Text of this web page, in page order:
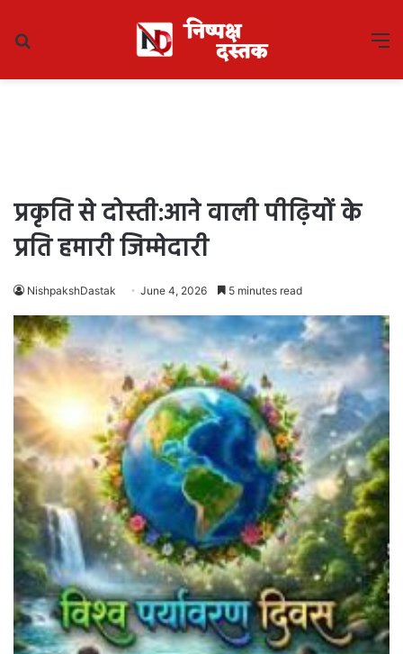
प्रकृति से दोस्ती:आने वाली पीढ़ियों के
प्रति हमारी जिम्मेदारी
NishpakshDastak June 4, 2026 5 minutes read